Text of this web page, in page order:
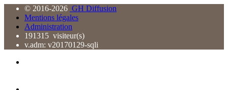
© 2016-2026 GH Diffusion
Mentions légales
Administration
191315 visiteur(s)
v.adm: v20170129-sqli